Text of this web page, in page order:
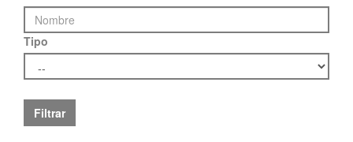
Tipo
Filtrar